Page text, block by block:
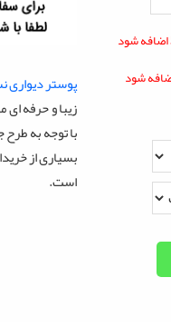
پوستر دیواری
زیبا و حرفه
با توجه به
بسیاری از
است.